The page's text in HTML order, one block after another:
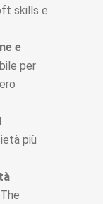
skills e
e
per
più